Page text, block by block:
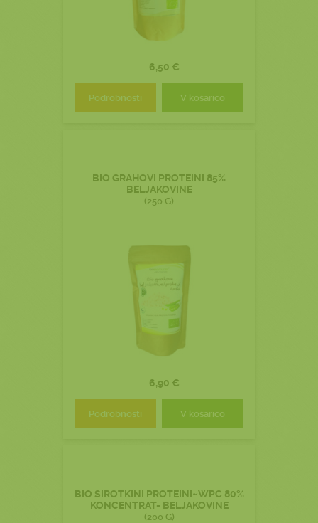
6,50 €
Podrobnosti V košarico
BIO GRAHOVI PROTEINI 85%
BELJAKOVINE
(250 G)
6,90 €
Podrobnosti V košarico
BIO SIROTKINI PROTEINI~WPC 80%
KONCENTRAT- BELJAKOVINE
(200 G)